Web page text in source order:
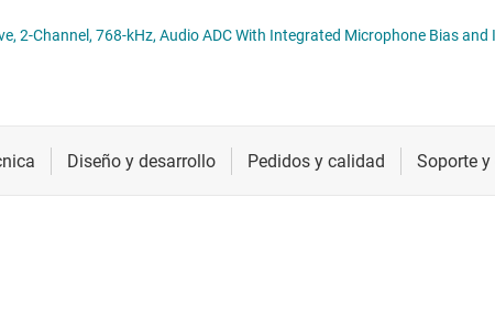
Servicios de chip y oblea
2-Channel, 768-kHz, Audio ADC With Integrated Microphone Bias